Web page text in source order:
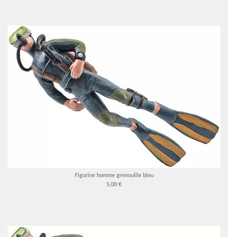
Figurine homme grenouille bleu
5,00 €